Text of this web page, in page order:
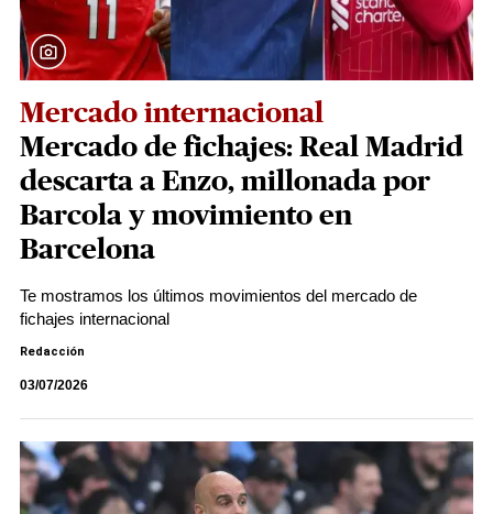
Mercado internacional
Mercado de fichajes: Real Madrid
descarta a Enzo, millonada por
Barcola y movimiento en
Barcelona
Te mostramos los últimos movimientos del mercado de
fichajes internacional
Redacción
03/07/2026